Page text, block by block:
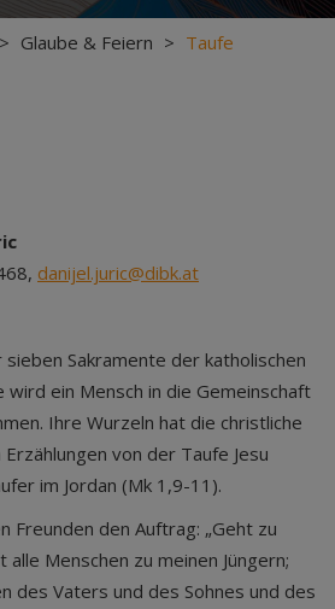
> Glaube & Feiern > Taufe
danijel.juric@dibk.at
Sakramente der katholischen
wird ein Mensch in die Gemeinschaft
Ihre Wurzeln hat die christliche
von der Taufe Jesu
im Jordan (Mk 1,9-11).
Freunden den Auftrag: „Geht zu
alle Menschen zu meinen Jüngern;
des Vaters und des Sohnes und des